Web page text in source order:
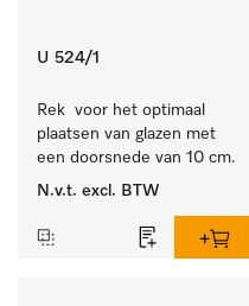
U 524/1
Rek  voor het optimaal
plaatsen van glazen met
een doorsnede van 10 cm.
N.v.t. excl. BTW